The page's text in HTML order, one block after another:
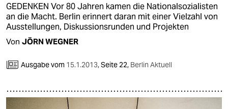
GEDENKEN Vor 80 Jahren kamen die Nationalsozialisten
an die Macht. Berlin erinnert daran mit einer Vielzahl von
Ausstellungen, Diskussionsrunden und Projekten
Von JÖRN WEGNER
Ausgabe vom 15.1.2013,Seite 22, Berlin Aktuell